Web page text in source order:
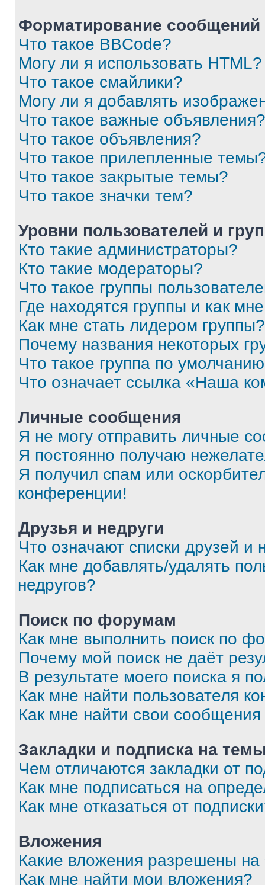
Форматирование
Что такое BBCode?
Могу ли я использовать HTML?
Что такое смайлики?
Могу ли я добавлять
Что такое важные объявления?
Что такое объявления?
Что такое прилепленные
Что такое закрытые темы?
Что такое значки тем?
Уровни пользователей и
Кто такие администраторы?
Кто такие модераторы?
Что такое группы
Где находятся группы и как
Как мне стать лидером группы?
Почему названия некоторых
Что такое группа по
Что означает ссылка «Наша
Личные сообщения
Я не могу отправить личные
Я постоянно получаю
Я получил спам или
конференции!
Друзья и недруги
Что означают списки друзей и
Как мне добавлять/удалять
недругов?
Поиск по форумам
Как мне выполнить поиск по
Почему мой поиск не даёт
В результате моего поиска я
Как мне найти пользователя
Как мне найти свои
Закладки и подписка на
Чем отличаются закладки от
Как мне подписаться на
Как мне отказаться от
Вложения
Какие вложения разрешены
Как мне найти мои вложения?